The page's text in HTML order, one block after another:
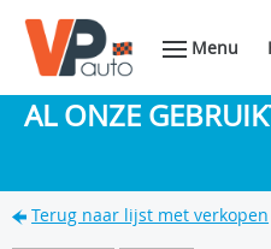
Menu
AL ONZE
Terug naar lijst met verkopen